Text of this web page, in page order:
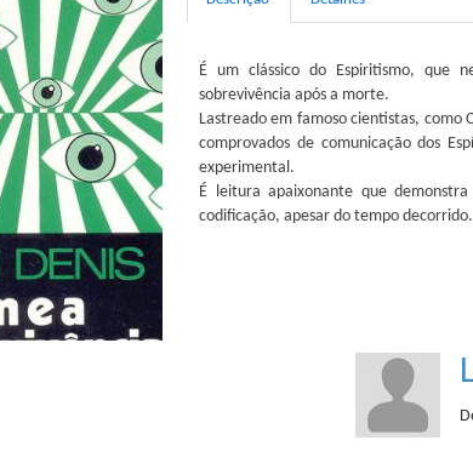
É um clássico do Espiritismo, que
sobrevivência após a morte.
Lastreado em famoso cientistas, como
comprovados de comunicação dos
experimental.
É leitura apaixonante que
codificação, apesar do tempo decorrido.